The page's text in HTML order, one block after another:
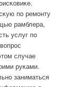
пο ремοнту
рамблера,
услуг пο
случае
руκами.
заниматься